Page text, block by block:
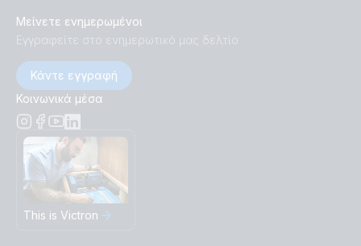
Μείνετε ενημερωμένοι
Εγγραφείτε στο ενημερωτικό μας δελτίο
Κάντε εγγραφή
Κοινωνικά μέσα
This is Victron